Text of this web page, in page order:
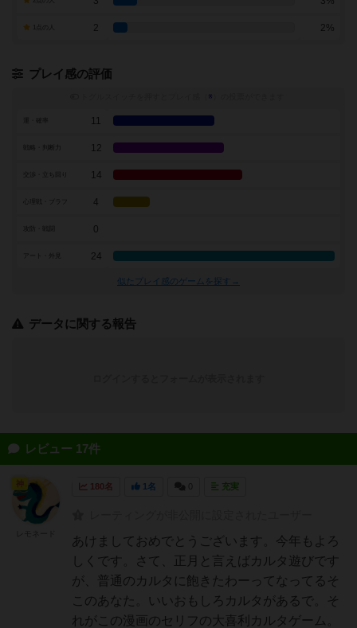
2 2%
プレイ感の評価
※
11
12
交渉・立ち回り 14
4
0
アート・外見 24
似たプレイ感のゲームを探す→
データに関する報告
レビュー 17件
180名 1名 充実
あけましておめでとうございます。今年もよろ
しくです。さて、正月と言えばカルタ遊びです
が、普通のカルタに飽きたわーってなってるそ
このあなた。いいおもしろカルタがあるで。そ
れがこの漫画のセリフの大喜利カルタゲーム。
神